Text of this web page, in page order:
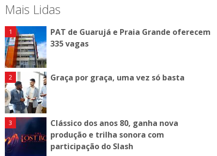
Mais Lidas
PAT de Guarujá e Praia Grande oferecem
335 vagas
Graça por graça, uma vez só basta
Clássico dos anos 80, ganha nova
produção e trilha sonora com
participação do Slash